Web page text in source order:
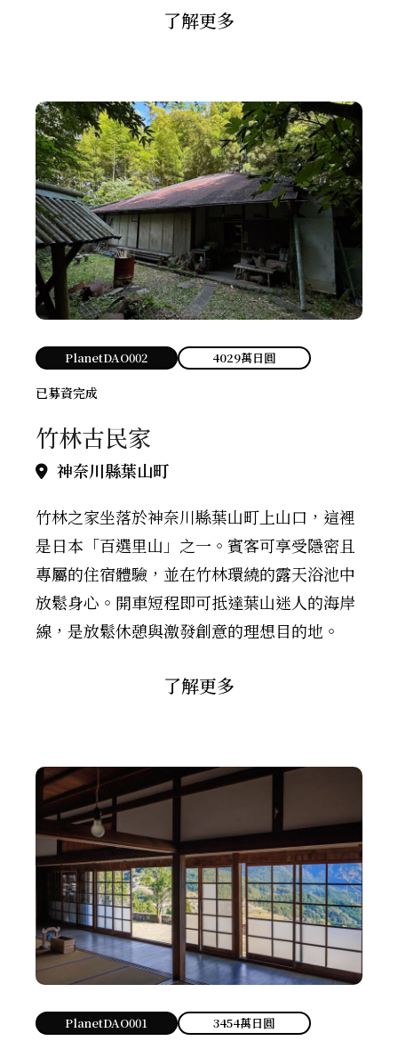
了解更多
PlanetDAO002 4029萬日圓
已募資完成
竹林古民家
神奈川縣葉山町
竹林之家坐落於神奈川縣葉山町上山口，這裡
是日本「百選里山」之一。賓客可享受隱密且
專屬的住宿體驗，並在竹林環繞的露天浴池中
放鬆身心。開車短程即可抵達葉山迷人的海岸
線，是放鬆休憩與激發創意的理想目的地。
了解更多
PlanetDAO001 3454萬日圓